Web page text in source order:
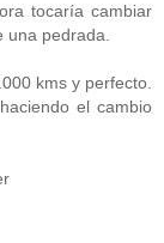
tocaría cambiar
una pedrada.
kms y perfecto.
el cambio